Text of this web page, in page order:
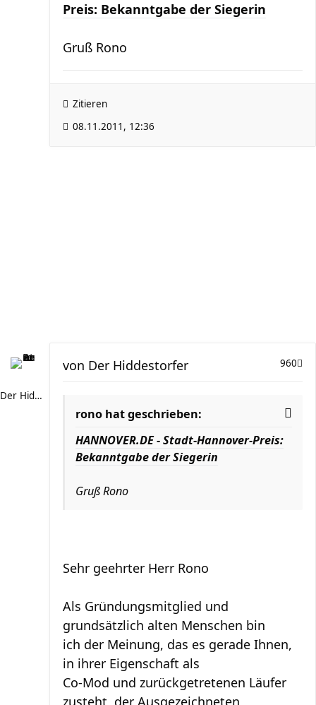
Preis: Bekanntgabe der Siegerin
Gruß Rono
Zitieren
08.11.2011, 12:36
Der Hiddestorfer
960
von Der Hiddestorfer
rono hat geschrieben:
HANNOVER.DE - Stadt-Hannover-Preis:
Bekanntgabe der Siegerin
Gruß Rono
Sehr geehrter Herr Rono
Als Gründungsmitglied und
grundsätzlich alten Menschen bin
ich der Meinung, das es gerade Ihnen,
in ihrer Eigenschaft als
Co-Mod und zurückgetretenen Läufer
zusteht, der Ausgezeichneten,